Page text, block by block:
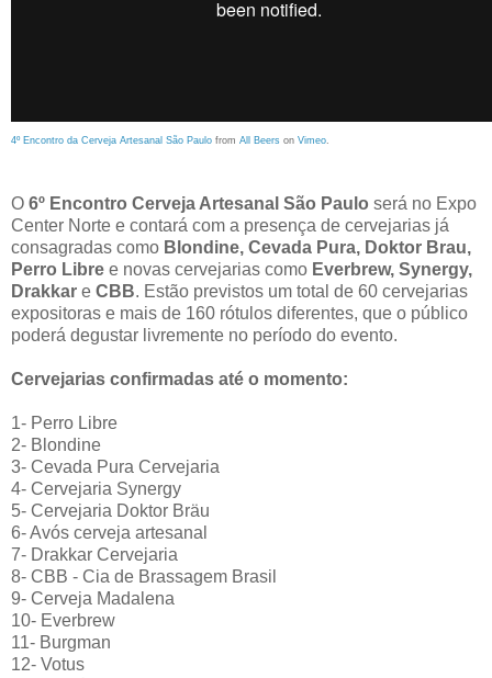
4º Encontro da Cerveja Artesanal São Paulo from All Beers on Vimeo.
O 6º Encontro Cerveja Artesanal São Paulo será no Expo
Center Norte e contará com a presença de cervejarias já
consagradas como Blondine, Cevada Pura, Doktor Brau,
Perro Libre e novas cervejarias como Everbrew, Synergy,
Drakkar e CBB. Estão previstos um total de 60 cervejarias
expositoras e mais de 160 rótulos diferentes, que o público
poderá degustar livremente no período do evento.
Cervejarias confirmadas até o momento:
1- Perro Libre
2- Blondine
3- Cevada Pura Cervejaria
4- Cervejaria Synergy
5- Cervejaria Doktor Bräu
6- Avós cerveja artesanal
7- Drakkar Cervejaria
8- CBB - Cia de Brassagem Brasil
9- Cerveja Madalena
10- Everbrew
11- Burgman
12- Votus